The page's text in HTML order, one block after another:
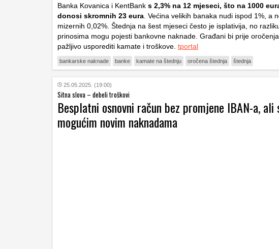
Banka Kovanica i KentBank s 2,3% na 12 mjeseci, što na 1000
donosi skromnih 23 eura . Većina velikih banaka nudi ispod 1%, a
mizernih 0,02%. Štednja na šest mjeseci često je isplativija, no
prinosima mogu pojesti bankovne naknade. Građani bi prije
pažljivo usporediti kamate i troškove. tportal
bankarske naknade banke kamate na štednju oročena štednja štednja
25.05.2025. (19:00)
Sitna slova – debeli troškovi
Besplatni osnovni račun bez promjene IBAN-a, ali
mogućim novim naknadama